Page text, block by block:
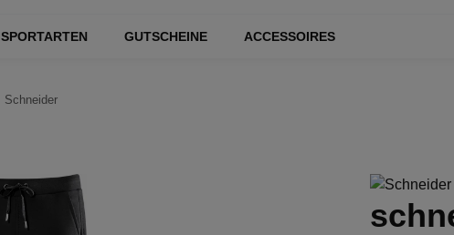
SPORTARTEN GUTSCHEINE ACCESSOIRES
Schneider